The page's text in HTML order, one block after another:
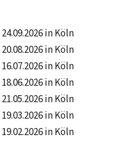
in Köln
in Köln
in Köln
in Köln
in Köln
in Köln
in Köln